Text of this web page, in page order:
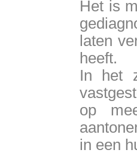
Het is
laten
heeft.
In het
op
in een